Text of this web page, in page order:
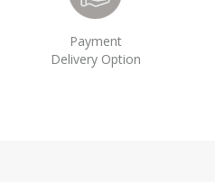
Payment
Delivery Option